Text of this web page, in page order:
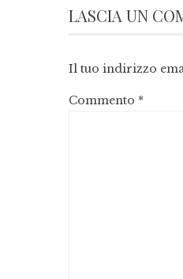
LASCIA UN
Il tuo indirizzo
Commento *